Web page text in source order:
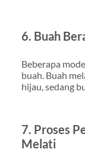
6. Buah
Beberapa
buah. Buah
hijau, sedang
7. Proses
Melati